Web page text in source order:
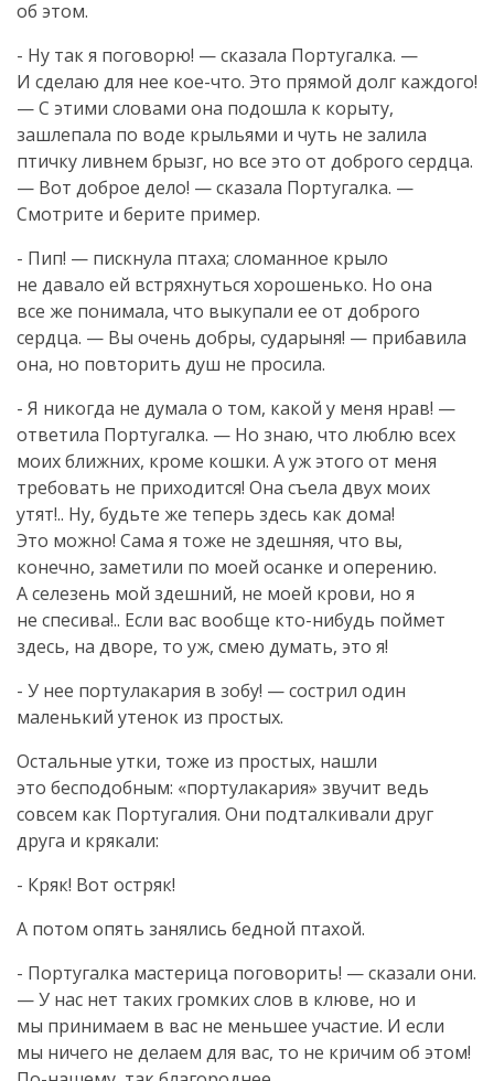
об этом.
- Ну так я поговорю! — сказала Португалка. —
И сделаю для нее кое-что. Это прямой долг каждого!
— С этими словами она подошла к корыту,
зашлепала по воде крыльями и чуть не залила
птичку ливнем брызг, но все это от доброго сердца.
— Вот доброе дело! — сказала Португалка. —
Смотрите и берите пример.
- Пип! — пискнула птаха; сломанное крыло
не давало ей встряхнуться хорошенько. Но она
все же понимала, что выкупали ее от доброго
сердца. — Вы очень добры, сударыня! — прибавила
она, но повторить душ не просила.
- Я никогда не думала о том, какой у меня нрав! —
ответила Португалка. — Но знаю, что люблю всех
моих ближних, кроме кошки. А уж этого от меня
требовать не приходится! Она съела двух моих
утят!.. Ну, будьте же теперь здесь как дома!
Это можно! Сама я тоже не здешняя, что вы,
конечно, заметили по моей осанке и оперению.
А селезень мой здешний, не моей крови, но я
не спесива!.. Если вас вообще кто-нибудь поймет
здесь, на дворе, то уж, смею думать, это я!
- У нее портулакария в зобу! — сострил один
маленький утенок из простых.
Остальные утки, тоже из простых, нашли
это бесподобным: «портулакария» звучит ведь
совсем как Португалия. Они подталкивали друг
друга и крякали:
- Кряк! Вот остряк!
А потом опять занялись бедной птахой.
- Португалка мастерица поговорить! — сказали они.
— У нас нет таких громких слов в клюве, но и
мы принимаем в вас не меньшее участие. И если
мы ничего не делаем для вас, то не кричим об этом!